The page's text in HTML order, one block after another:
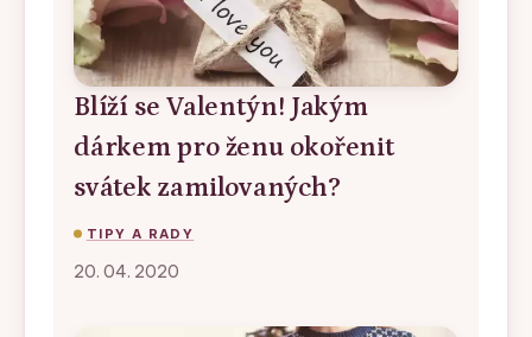
Blíží se Valentýn! Jakým
dárkem pro ženu okořenit
svátek zamilovaných?
TIPY A RADY
20. 04. 2020